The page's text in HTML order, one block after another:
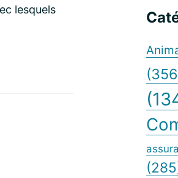
lesquels